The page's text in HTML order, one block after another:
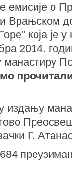
емисије о
Врањском
која је у
2014.
манастиру
издању
Г.
684